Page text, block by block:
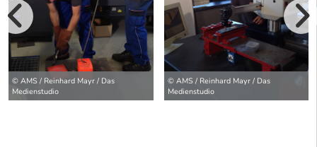
© AMS / Reinhard Mayr / Das
Medienstudio
© AMS / Reinhard Mayr / Das
Medienstudio